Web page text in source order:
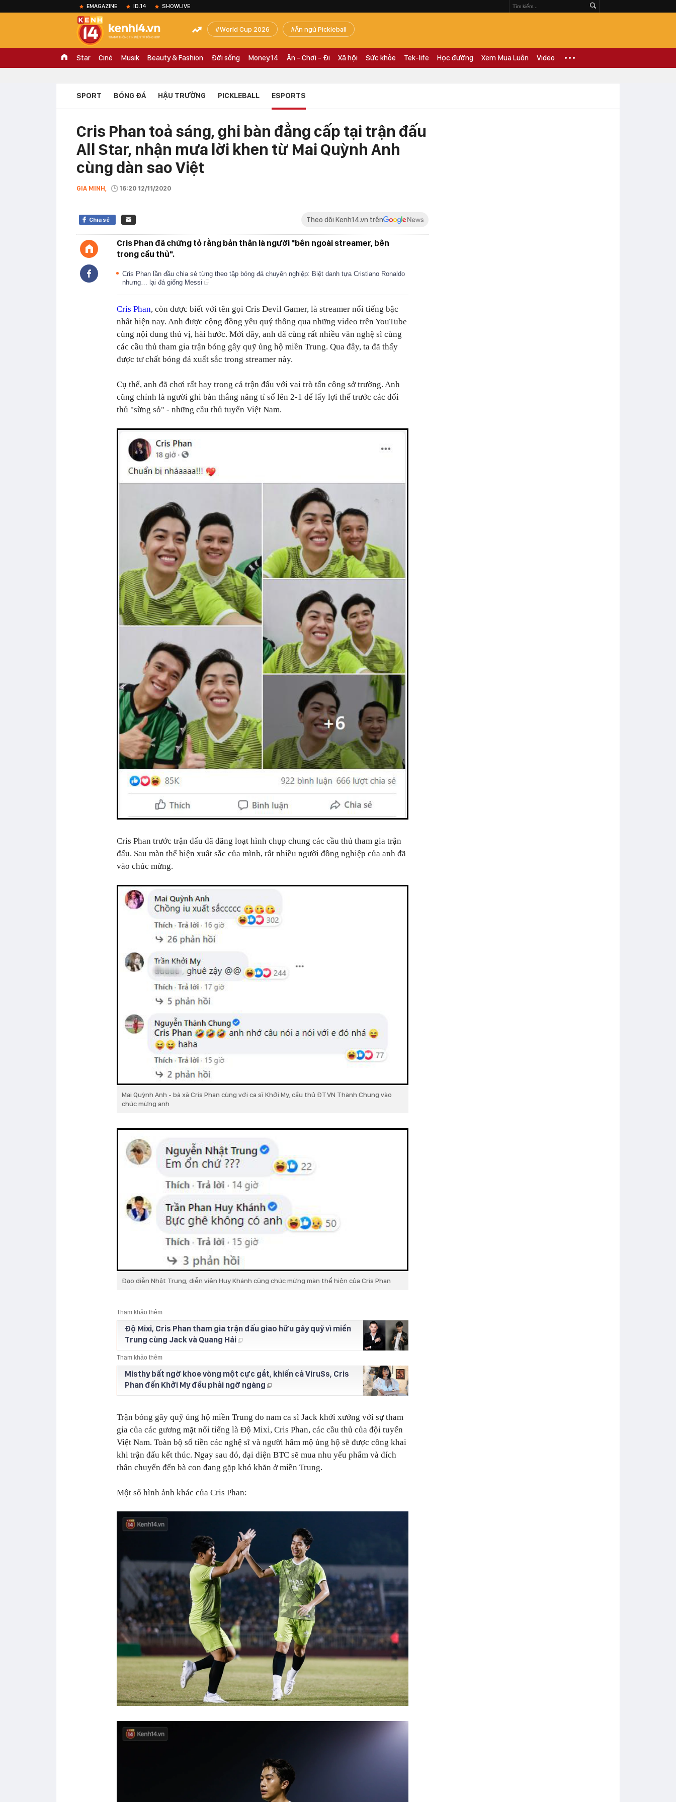
EMAGAZINE ID.14 SHOWLIVE
World Cup 2026 Ăn ngủ Pickleball
Star Ciné Musik Beauty & Fashion Đời sống Money.14 Ăn - Chơi - Đi Xã hội Sức khỏe Tek-life Học đường Xem Mua Luôn Video
SPORT BÓNG ĐÁ HẬU TRƯỜNG PICKLEBALL ESPORTS
Cris Phan toả sáng, ghi bàn đẳng cấp tại trận đấu
All Star, nhận mưa lời khen từ Mai Quỳnh Anh
cùng dàn sao Việt
GIA MINH, 16:20 12/11/2020
Chia sẻ Theo dõi Kenh14.vn trên
Cris Phan đã chứng tỏ rằng bản thân là người "bên ngoài streamer, bên
trong cầu thủ".
Cris Phan lần đầu chia sẻ từng theo tập bóng đá chuyên nghiệp: Biệt danh tựa Cristiano Ronaldo
nhưng… lại đá giống Messi
Cris Phan, còn được biết với tên gọi Cris Devil Gamer, là streamer nổi tiếng bậc
nhất hiện nay. Anh được cộng đồng yêu quý thông qua những video trên YouTube
cùng nội dung thú vị, hài hước. Mới đây, anh đã cùng rất nhiều văn nghệ sĩ cùng
các cầu thủ tham gia trận bóng gây quỹ ủng hộ miền Trung. Qua đây, ta đã thấy
được tư chất bóng đá xuất sắc trong streamer này.
Cụ thể, anh đã chơi rất hay trong cả trận đấu với vai trò tấn công sở trường. Anh
cũng chính là người ghi bàn thắng nâng tỉ số lên 2-1 để lấy lợi thế trước các đối
thủ "sừng sỏ" - những cầu thủ tuyển Việt Nam.
Cris Phan trước trận đấu đã đăng loạt hình chụp chung các cầu thủ tham gia trận
đấu. Sau màn thể hiện xuất sắc của mình, rất nhiều người đồng nghiệp của anh đã
vào chúc mừng.
Mai Quỳnh Anh - bà xã Cris Phan cùng với ca sĩ Khởi My, cầu thủ ĐTVN Thành Chung vào
chúc mừng anh
Đạo diễn Nhật Trung, diễn viên Huy Khánh cũng chúc mừng màn thể hiện của Cris Phan
Tham khảo thêm
Độ Mixi, Cris Phan tham gia trận đấu giao hữu gây quỹ vì miền
Trung cùng Jack và Quang Hải
Tham khảo thêm
Misthy bất ngờ khoe vòng một cực gắt, khiến cả ViruSs, Cris
Phan đến Khởi My đều phải ngỡ ngàng
Trận bóng gây quỹ ủng hộ miền Trung do nam ca sĩ Jack khởi xướng với sự tham
gia của các gương mặt nổi tiếng là Độ Mixi, Cris Phan, các cầu thủ của đội tuyển
Việt Nam. Toàn bộ số tiền các nghệ sĩ và người hâm mộ ủng hộ sẽ được công khai
khi trận đấu kết thúc. Ngay sau đó, đại diện BTC sẽ mua nhu yếu phẩm và đích
thân chuyển đến bà con đang gặp khó khăn ở miền Trung.
Một số hình ảnh khác của Cris Phan: